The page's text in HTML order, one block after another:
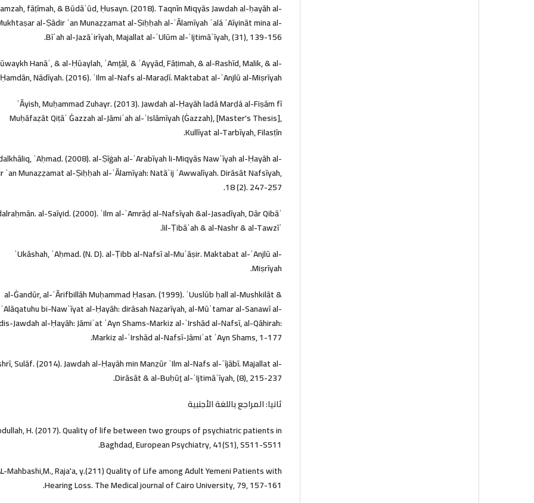
fāṭīmah, & Būdāʾūd, Ḥusayn. (2018). Taqnīn Miqyās Jawdah al-ḥayāh al-
al-Ṣādir ʿan Munaẓẓamat al-Ṣiḥḥah al-ʿĀlamīyah ʿalá ʿAīyināt mina al-
Bīʾah al-Jazāʾirīyah, Majallat al-ʿUlūm al-ʾIjtimāʿīyah, (31), 139-156.
Hanāʾ, & al-Ḥūaylah, ʾAmṯāl, & ʿAyyād, Fāṭimah, & al-Rashīd, Malik, & al-
Ḥamdān, Nādīyah. (2016). ʿIlm al-Nafs al-Maraḍī. Maktabat al-ʾAnjlū al-Miṣrīyah.
ʿĀyish, Muḥammad Zuhayr. (2013). Jawdah al-Ḥayāh ladá Marḍá al-Fiṣām fī
Muḥāfaẓāt Qiṭāʿ Ġazzah al-Jāmiʿah al-ʾIslāmīyah (Ġazzah), [Master's Thesis],
Kullīyat al-Tarbīyah, Filasṭīn.
ʾAḥmad. (2008). al-Ṣīġah al-ʿArabīyah li-Miqyās Nawʿīyah al-Ḥayāh al-
ʿan Munaẓẓamat al-Ṣiḥḥah al-ʿĀlamīyah: Natāʾij ʾAwwalīyah. Dirāsāt Nafsīyah,
18 (2). 247-257.
al-Saīyid. (2000). ʿIlm al-ʾAmrāḍ al-Nafsīyah &al-Jasadīyah, Dār Qibāʾ
lil-Ṭibāʿah & al-Nashr & al-Tawzīʿ.
ʿUkāshah, ʾAḥmad. (N. D). al-Ṭibb al-Nafsī al-Muʿāṣir. Maktabat al-ʾAnjlū al-
Miṣrīyah.
al-Ġandūr, al-ʿĀrifbillāh Muḥammad Ḥasan. (1999). ʾUuslūb ḥall al-Mushkilāt &
ʿAlāqatuhu bi-Nawʿīyat al-Ḥayāh: dirāsah Naẓarīyah, al-Mūʾtamar al-Sanawī al-
Jawdah al-Ḥayāh: Jāmiʿat ʿAyn Shams-Markiz al-ʾIrshād al-Nafsī, al-Qāhirah:
Markiz al-ʾIrshād al-Nafsī-Jāmiʿat ʿAyn Shams, 1-177.
Sulāf. (2014). Jawdah al-Ḥayāh min Manẓūr ʿIlm al-Nafs al-ʾījābī. Majallat al-
Dirāsāt & al-Buḥūṯ al-ʾIjtimāʿīyah, (8), 215-237.
ثانيا: المراجع باللغة الأجنبية
H. (2017). Quality of life between two groups of psychiatric patients in
Baghdad, European Psychiatry, 41(S1), S511-S511.
Mahbashi,M., Raja'a, y.(211) Quality of Life among Adult Yemeni Patients with
Hearing Loss. The Medical journal of Cairo University, 79, 157-161.